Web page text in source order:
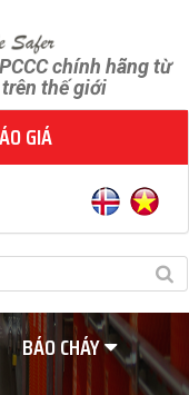
chính hãng từ
thế giới
GIÁ
BÁO CHÁY